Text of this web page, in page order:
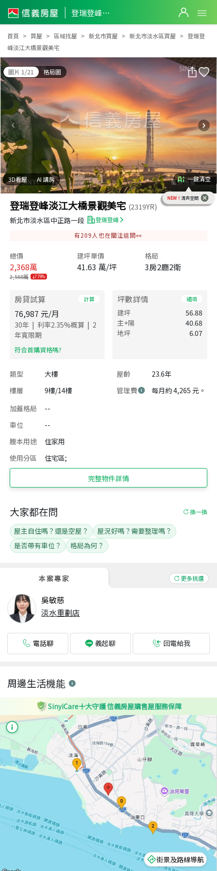
登瑞登峰淡江大橋景觀美宅
登瑞登峰淡江大橋景觀美宅
首頁 買屋 區域找屋 新北市買屋 新北市淡水區買屋
登瑞登
峰淡江大橋景觀美宅
圖片 1/21 格局圖
3D看屋 AI 講房 一鍵清空
NEW！ 清爽空間
登瑞登峰淡江大橋景觀美宅 (2319YR)
新北市淡水區中正路一段
登瑞登峰
有209 人也在關注這間👀
總價
2,368萬
2,568萬 7.79%
建坪單價
41.63 萬/坪
格局
3房2廳2衛
房貸試算 計算
76,987 元/月
30年 | 利率2.35%概算 | 2
年寬限期
​符合首購資格嗎?
坪數詳情 細項
建坪
56.88
主+陽
40.68
地坪
6.07
類型 大樓 屋齡
23.6年
樓層
9樓/14樓 管理費
每月約 4,265 元。
加蓋格局
--
車位
--
謄本用途
住家用
使用分區
住宅區;
完整物件詳情
本案專家 更多挑選
吳敏慈
淡水重劃店
電話聊 義起聊 回電給我
大家都在問 換一換
屋主自住嗎？還是空屋？
屋況好嗎？需要整理嗎？
是否帶有車位？
格局為何？
周邊生活機能
SinyiCare十大守護 信義房屋購售屋服務保障
街景及路線導航